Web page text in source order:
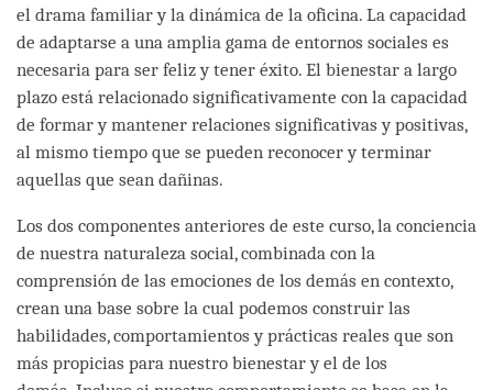
el drama familiar y la dinámica de la oficina. La capacidad
de adaptarse a una amplia gama de entornos sociales es
necesaria para ser feliz y tener éxito. El bienestar a largo
plazo está relacionado significativamente con la capacidad
de formar y mantener relaciones significativas y positivas,
al mismo tiempo que se pueden reconocer y terminar
aquellas que sean dañinas.
Los dos componentes anteriores de este curso, la conciencia
de nuestra naturaleza social, combinada con la
comprensión de las emociones de los demás en contexto,
crean una base sobre la cual podemos construir las
habilidades, comportamientos y prácticas reales que son
más propicias para nuestro bienestar y el de los